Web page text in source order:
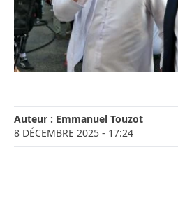
Auteur : Emmanuel Touzot
8 DÉCEMBRE 2025 - 17:24